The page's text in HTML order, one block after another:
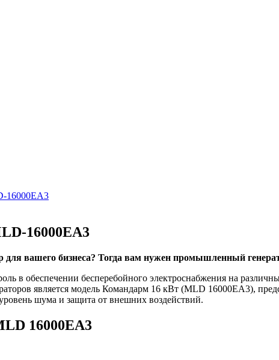
16000EA3
16000EA3
вашего бизнеса? Тогда вам нужен промышленный
в обеспечении бесперебойного электроснабжения на
является модель Командарм 16 кВт (MLD 16000EA3),
шума и защита от внешних воздействий.
16000EA3